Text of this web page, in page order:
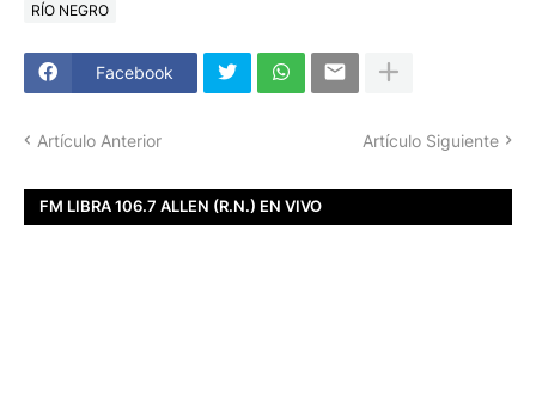
RÍO NEGRO
Facebook
Artículo Anterior Artículo Siguiente
FM LIBRA 106.7 ALLEN (R.N.) EN VIVO